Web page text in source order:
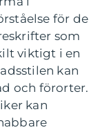
för de
som
viktigt i en
kan
och förorter.
kan